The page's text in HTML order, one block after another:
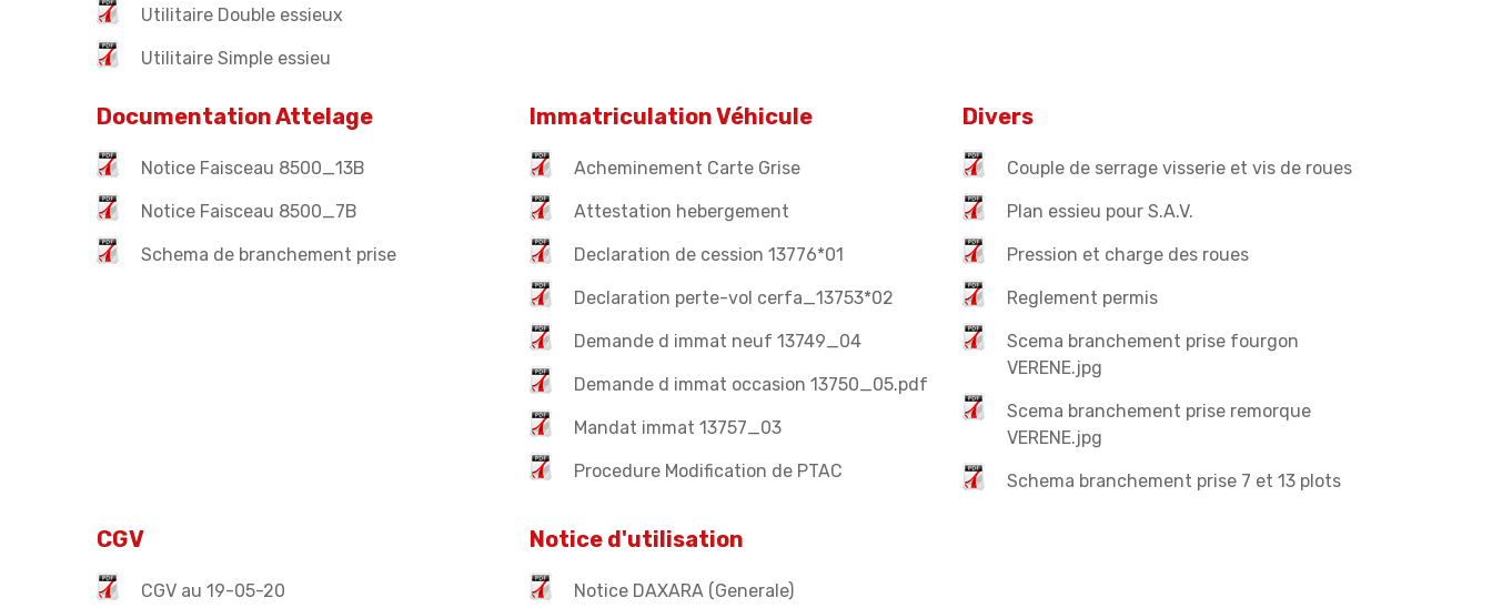
Utilitaire Double essieux
Utilitaire Simple essieu
Documentation Attelage
Notice Faisceau 8500_13B
Notice Faisceau 8500_7B
Schema de branchement prise
Immatriculation Véhicule
Acheminement Carte Grise
Attestation hebergement
Declaration de cession 13776*01
Declaration perte-vol cerfa_13753*02
Demande d immat neuf 13749_04
Demande d immat occasion 13750_05.pdf
Mandat immat 13757_03
Procedure Modification de PTAC
Divers
Couple de serrage visserie et vis de roues
Plan essieu pour S.A.V.
Pression et charge des roues
Reglement permis
Scema branchement prise fourgon
VERENE.jpg
Scema branchement prise remorque
VERENE.jpg
Schema branchement prise 7 et 13 plots
CGV
CGV au 19-05-20
Notice d'utilisation
Notice DAXARA (Generale)